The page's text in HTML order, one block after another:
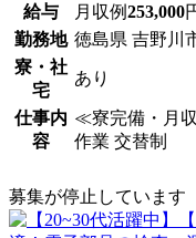
給与 月収例253,000
勤務地 徳島県 吉野川
寮・社
宅
あり
仕事内
容
≪寮完備・月
作業 交替制
募集が停止しています